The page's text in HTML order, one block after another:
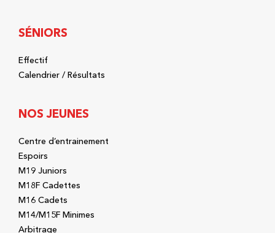
SÉNIORS
Effectif
Calendrier / Résultats
NOS JEUNES
Centre d’entrainement
Espoirs
M19 Juniors
M18F Cadettes
M16 Cadets
M14/M15F Minimes
Arbitrage